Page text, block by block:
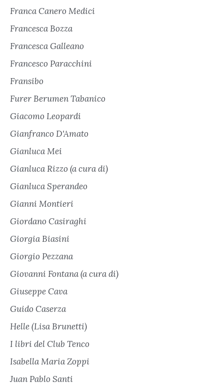
Franca Canero Medici
Francesca Bozza
Francesca Galleano
Francesco Paracchini
Fransibo
Furer Berumen Tabanico
Giacomo Leopardi
Gianfranco D'Amato
Gianluca Mei
Gianluca Rizzo (a cura di)
Gianluca Sperandeo
Gianni Montieri
Giordano Casiraghi
Giorgia Biasini
Giorgio Pezzana
Giovanni Fontana (a cura di)
Giuseppe Cava
Guido Caserza
Helle (Lisa Brunetti)
I libri del Club Tenco
Isabella Maria Zoppi
Juan Pablo Santi